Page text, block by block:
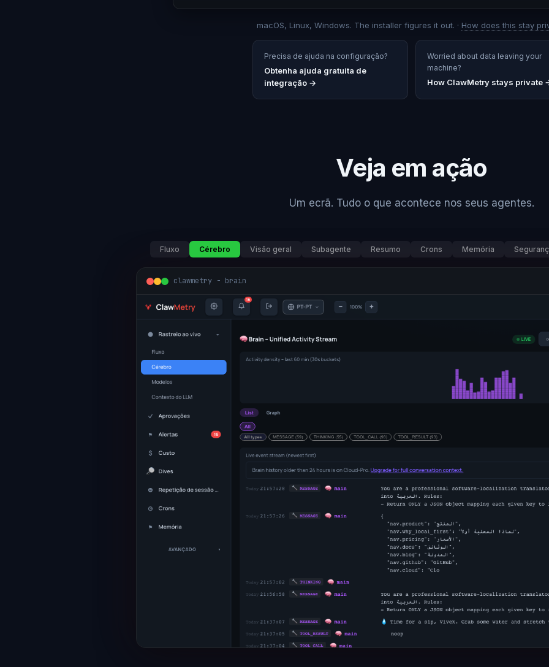
macOS, Linux, Windows. The installer figures it out. · How does this stay
Precisa de ajuda na configuração?
Obtenha ajuda gratuita de
integração →
Worried about data leaving your
machine?
How ClawMetry stays private
Veja em ação
Um ecrã. Tudo o que acontece nos seus agentes.
Fluxo Cérebro Visão geral Subagente Resumo Crons Memória
clawmetry - brain